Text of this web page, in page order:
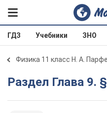
ГДЗ Учебники ЗНО
Физика 11 класс Н. А.
Раздел Глава 9.